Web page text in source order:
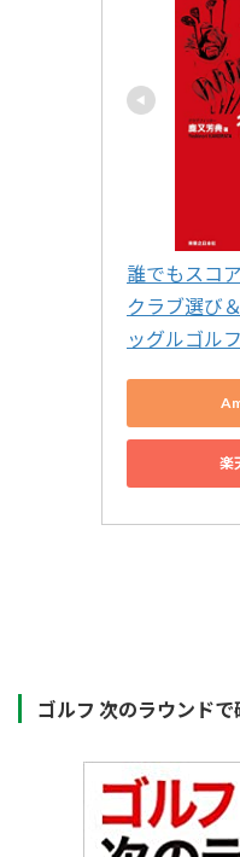
誰でもスコ
クラブ選び
ッグルゴル
楽
ゴルフ 次のラウンド